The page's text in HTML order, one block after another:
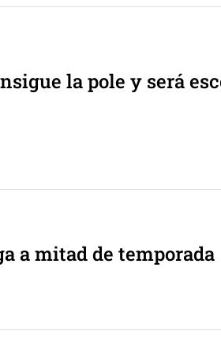
la pole y será
a mitad de temporada